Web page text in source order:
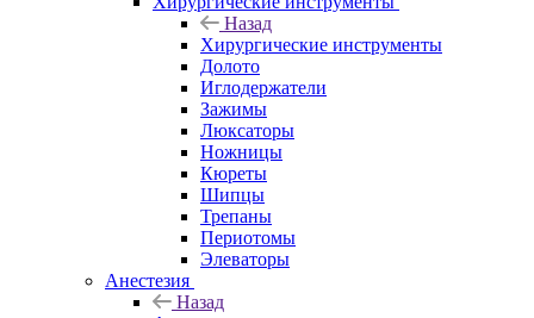
Назад
Хирургические инструменты
Долото
Иглодержатели
Зажимы
Люксаторы
Ножницы
Кюреты
Шипцы
Трепаны
Периотомы
Элеваторы
Анестезия
Назад